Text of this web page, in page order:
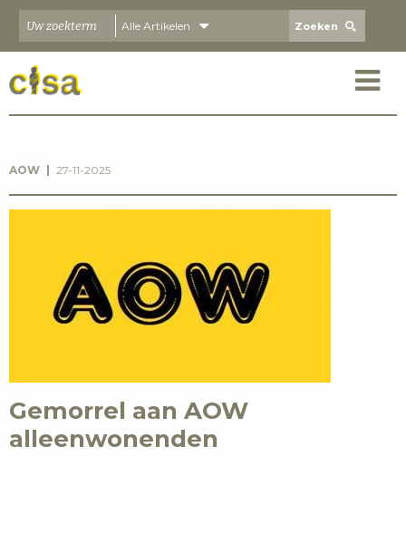
Alle Artikelen
ARTIKELEN
AOW 27-11-2025
Gemorrel aan AOW
alleenwonenden